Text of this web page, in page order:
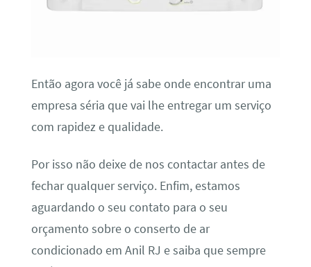
Então agora você já sabe onde encontrar uma
empresa séria que vai lhe entregar um serviço
com rapidez e qualidade.
Por isso não deixe de nos contactar antes de
fechar qualquer serviço. Enfim, estamos
aguardando o seu contato para o seu
orçamento sobre o conserto de ar
condicionado em Anil RJ e saiba que sempre